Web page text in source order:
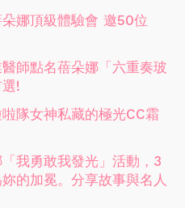
娜頂級體驗會 邀50位
師點名蓓朵娜「六重奏玻
!
隊女神私藏的極光CC霜
我勇敢我發光」活動，3
的加冕。分享故事與名人